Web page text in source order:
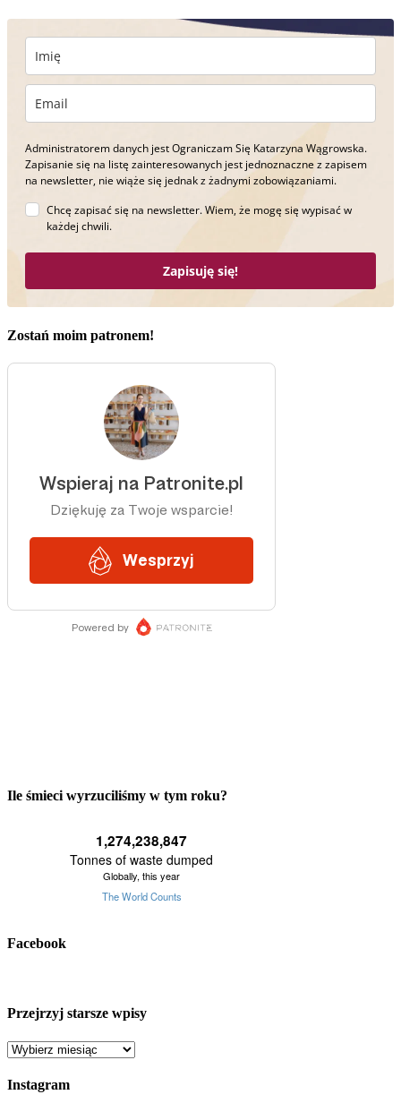
Administratorem danych jest Ograniczam Się Katarzyna Wągrowska.
Zapisanie się na listę zainteresowanych jest jednoznaczne z zapisem
na newsletter, nie wiąże się jednak z żadnymi zobowiązaniami.
Chcę zapisać się na newsletter. Wiem, że mogę się wypisać w
każdej chwili.
Zapisuję się!
Zostań moim patronem!
Ile śmieci wyrzuciliśmy w tym roku?
Facebook
Przejrzyj starsze wpisy
Przejrzyj
wpisy
Instagram